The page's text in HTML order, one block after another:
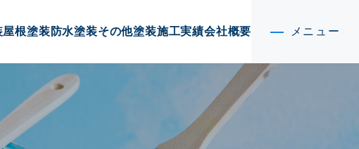
屋根塗装 防水塗装その他塗装施工実績会社概要 メニュー